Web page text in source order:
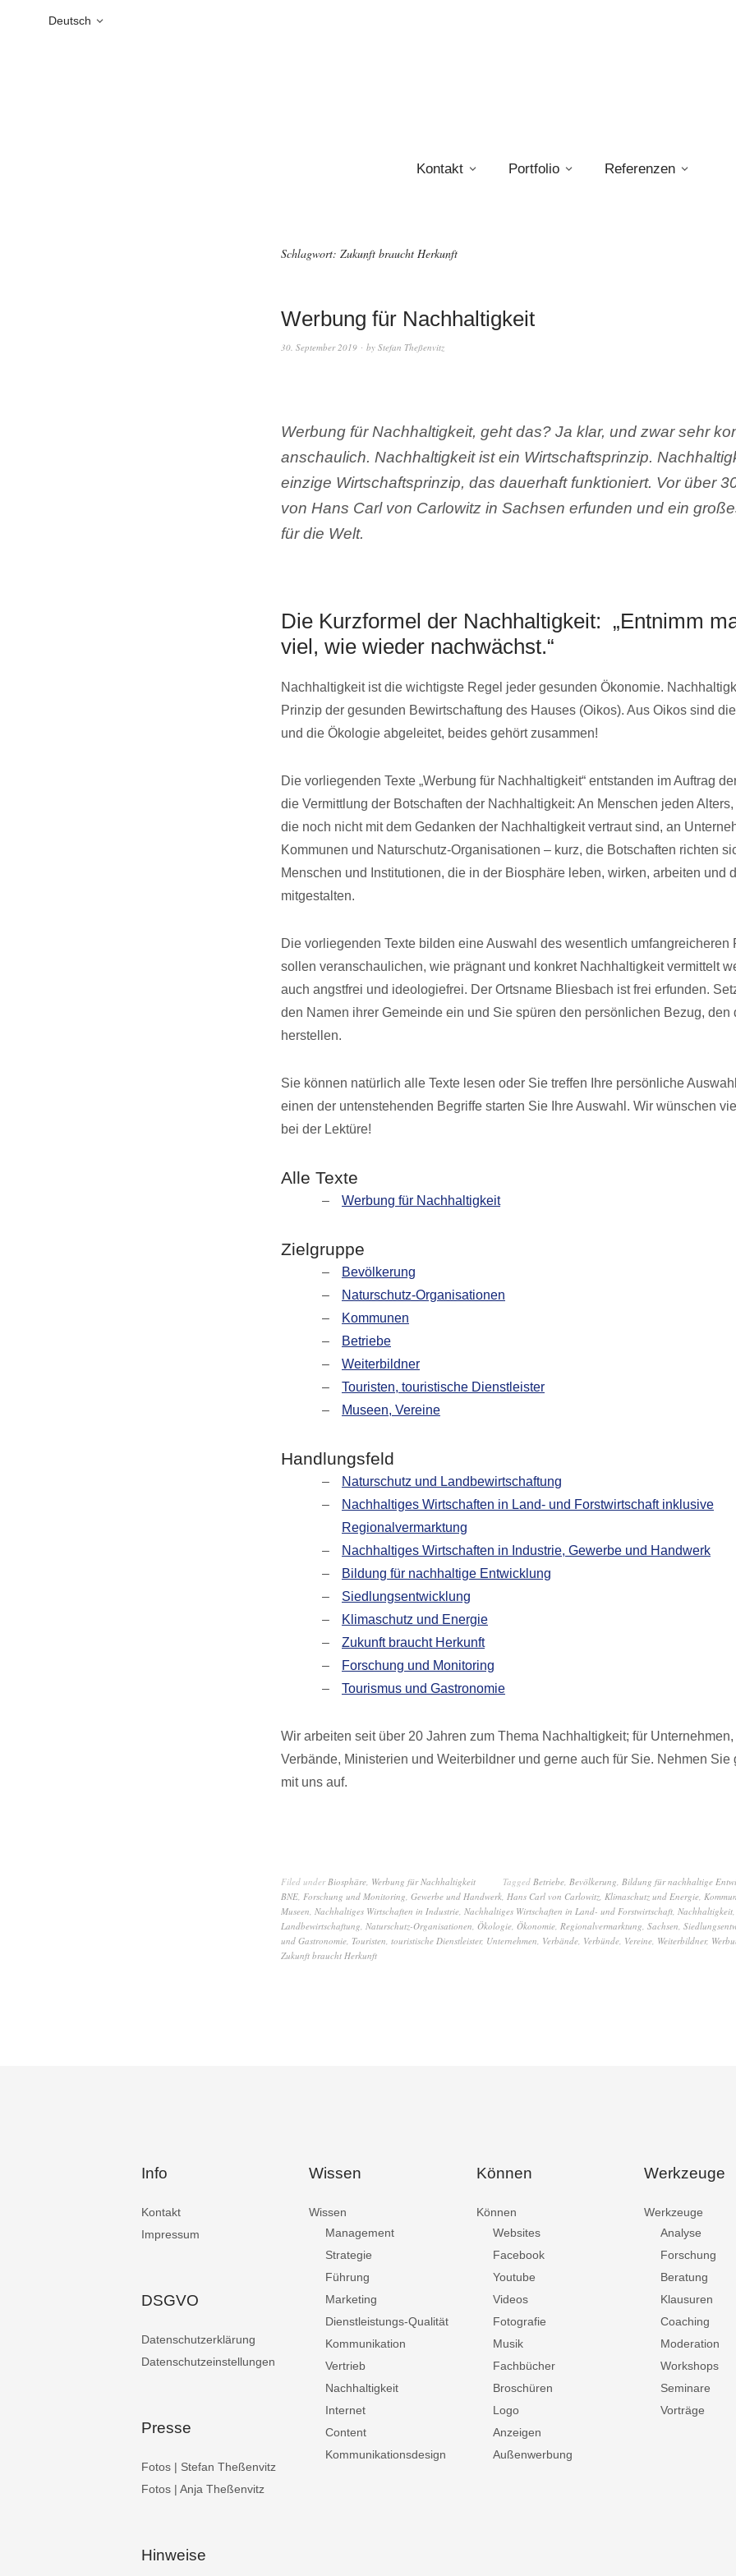
Deutsch
Kontakt Portfolio Referenzen
Schlagwort: Zukunft braucht Herkunft
Werbung für Nachhaltigkeit
30. September 2019 by Stefan Theßenvitz
Werbung für Nachhaltigkeit, geht das? Ja klar, und zwar sehr
anschaulich. Nachhaltigkeit ist ein Wirtschaftsprinzip.
einzige Wirtschaftsprinzip, das dauerhaft funktioniert. Vor über
von Hans Carl von Carlowitz in Sachsen erfunden und ein
für die Welt.
Die Kurzformel der Nachhaltigkeit: „Entnimm
viel, wie wieder nachwächst.“
Nachhaltigkeit ist die wichtigste Regel jeder gesunden Ökonomie.
Prinzip der gesunden Bewirtschaftung des Hauses (Oikos). Aus Oikos sind
und die Ökologie abgeleitet, beides gehört zusammen!
Die vorliegenden Texte „Werbung für Nachhaltigkeit“ entstanden im Auftrag
die Vermittlung der Botschaften der Nachhaltigkeit: An Menschen jeden
die noch nicht mit dem Gedanken der Nachhaltigkeit vertraut sind, an
Kommunen und Naturschutz-Organisationen – kurz, die Botschaften richten
Menschen und Institutionen, die in der Biosphäre leben, wirken, arbeiten und
mitgestalten.
Die vorliegenden Texte bilden eine Auswahl des wesentlich umfangreicheren
sollen veranschaulichen, wie prägnant und konkret Nachhaltigkeit vermittelt
auch angstfrei und ideologiefrei. Der Ortsname Bliesbach ist frei erfunden.
den Namen ihrer Gemeinde ein und Sie spüren den persönlichen Bezug, den
herstellen.
Sie können natürlich alle Texte lesen oder Sie treffen Ihre persönliche
einen der untenstehenden Begriffe starten Sie Ihre Auswahl. Wir wünschen
bei der Lektüre!
Alle Texte
Werbung für Nachhaltigkeit
Zielgruppe
Bevölkerung
Naturschutz-Organisationen
Kommunen
Betriebe
Weiterbildner
Touristen, touristische Dienstleister
Museen, Vereine
Handlungsfeld
Naturschutz und Landbewirtschaftung
Nachhaltiges Wirtschaften in Land- und Forstwirtschaft inklusive
Regionalvermarktung
Nachhaltiges Wirtschaften in Industrie, Gewerbe und Handwerk
Bildung für nachhaltige Entwicklung
Siedlungsentwicklung
Klimaschutz und Energie
Zukunft braucht Herkunft
Forschung und Monitoring
Tourismus und Gastronomie
Wir arbeiten seit über 20 Jahren zum Thema Nachhaltigkeit; für Unternehmen,
Verbände, Ministerien und Weiterbildner und gerne auch für Sie. Nehmen Sie
mit uns auf.
Filed underBiosphäre, Werbung für Nachhaltigkeit Tagged Betriebe, Bevölkerung, Bildung für nachhaltige
BNE, Forschung und Monitoring, Gewerbe und Handwerk, Hans Carl von Carlowitz, Klimaschutz und Energie,
Museen, Nachhaltiges Wirtschaften in Industrie, Nachhaltiges Wirtschaften in Land- und Forstwirtschaft, Nachhaltigkeit,
Landbewirtschaftung, Naturschutz-Organisationen, Ökologie, Ökonomie, Regionalvermarktung, Sachsen,
und Gastronomie, Touristen, touristische Dienstleister, Unternehmen, Verbände, Verbünde, Vereine, Weiterbildner,
Zukunft braucht Herkunft
Info
Kontakt
Impressum
DSGVO
Datenschutzerklärung
Datenschutzeinstellungen
Presse
Fotos | Stefan Theßenvitz
Fotos | Anja Theßenvitz
Hinweise
Wissen
Wissen
Management
Strategie
Führung
Marketing
Dienstleistungs-Qualität
Kommunikation
Vertrieb
Nachhaltigkeit
Internet
Content
Kommunikationsdesign
Können
Können
Websites
Facebook
Youtube
Videos
Fotografie
Musik
Fachbücher
Broschüren
Logo
Anzeigen
Außenwerbung
Werkzeuge
Werkzeuge
Analyse
Forschung
Beratung
Klausuren
Coaching
Moderation
Workshops
Seminare
Vorträge